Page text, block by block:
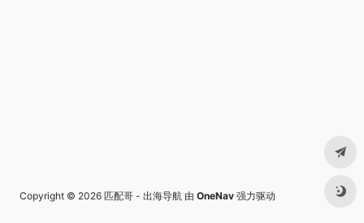
Copyright © 2026 匹配哥 - 出海导航 由 OneNav 强力驱动